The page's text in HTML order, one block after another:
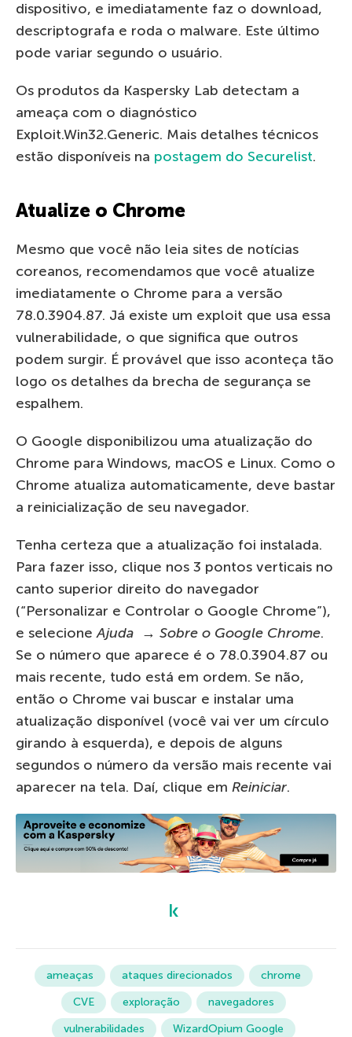
dispositivo, e imediatamente faz o download,
descriptografa e roda o malware. Este último
pode variar segundo o usuário.
Os produtos da Kaspersky Lab detectam a
ameaça com o diagnóstico
Exploit.Win32.Generic. Mais detalhes técnicos
estão disponíveis na postagem do Securelist.
Atualize o Chrome
Mesmo que você não leia sites de notícias
coreanos, recomendamos que você atualize
imediatamente o Chrome para a versão
78.0.3904.87. Já existe um exploit que usa essa
vulnerabilidade, o que significa que outros
podem surgir. É provável que isso aconteça tão
logo os detalhes da brecha de segurança se
espalhem.
O Google disponibilizou uma atualização do
Chrome para Windows, macOS e Linux. Como o
Chrome atualiza automaticamente, deve bastar
a reinicialização de seu navegador.
Tenha certeza que a atualização foi instalada.
Para fazer isso, clique nos 3 pontos verticais no
canto superior direito do navegador
(“Personalizar e Controlar o Google Chrome”),
e selecioneAjuda → Sobre o Google Chrome.
Se o número que aparece é o 78.0.3904.87 ou
mais recente, tudo está em ordem. Se não,
então o Chrome vai buscar e instalar uma
atualização disponível (você vai ver um círculo
girando à esquerda), e depois de alguns
segundos o número da versão mais recente vai
aparecer na tela. Daí, clique em Reiniciar.
ameaças ataques direcionados
chrome
CVE
exploração
navegadores
vulnerabilidades
WizardOpium Google